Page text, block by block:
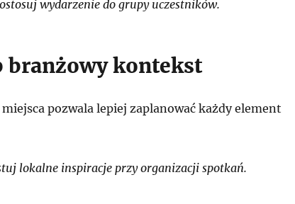
wydarzenie do grupy uczestników.
branżowy kontekst
pozwala lepiej zaplanować każdy element
lokalne inspiracje przy organizacji spotkań.